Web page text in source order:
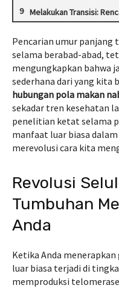
Melakukan Transisi:
Pencarian umur
selama berabad-abad,
mengungkapkan bahwa
sederhana dari yang kita
hubungan pola makan
sekadar tren kesehatan
penelitian ketat selama
manfaat luar biasa
merevolusi cara kita
Revolusi
Tumbuhan
Anda
Ketika Anda
luar biasa terjadi di
memproduksi